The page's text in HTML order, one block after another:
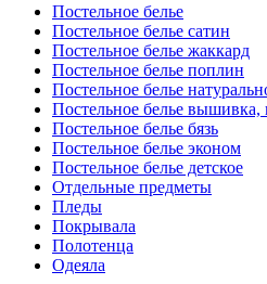
Постельное белье
Постельное белье сатин
Постельное белье жаккард
Постельное белье поплин
Постельное белье
Постельное белье
Постельное белье бязь
Постельное белье эконом
Постельное белье детское
Отдельные предметы
Пледы
Покрывала
Полотенца
Одеяла